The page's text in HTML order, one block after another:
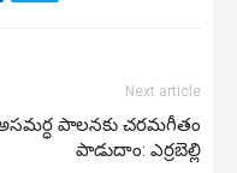
Next article
పాలనకు చరమగీతం
పాడుదాం: ఎర్రబెల్లి